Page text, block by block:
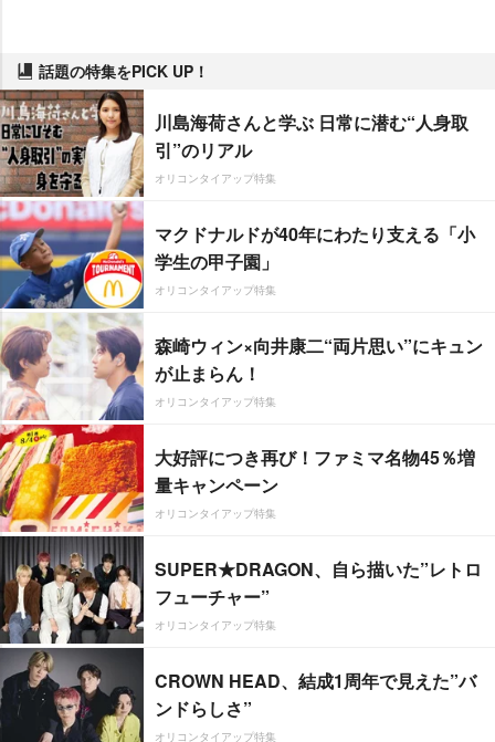
話題の特集をPICK UP！
川島海荷さんと学ぶ 日常に潜む“人身取
引”のリアル
オリコンタイアップ特集
マクドナルドが40年にわたり支える「小
学生の甲子園」
オリコンタイアップ特集
森崎ウィン×向井康二“両片思い”にキュン
が止まらん！
オリコンタイアップ特集
大好評につき再び！ファミマ名物45％増
量キャンペーン
オリコンタイアップ特集
SUPER★DRAGON、自ら描いた”レトロ
フューチャー”
オリコンタイアップ特集
CROWN HEAD、結成1周年で見えた”バ
ンドらしさ”
オリコンタイアップ特集